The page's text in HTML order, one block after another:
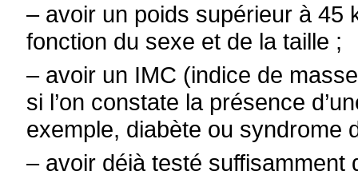
– avoir un poids supérieur à 45
fonction du sexe et de la taille ;
– avoir un IMC (indice de
si l’on constate la présence
exemple, diabète ou syndrome
– avoir déjà testé suffisamment